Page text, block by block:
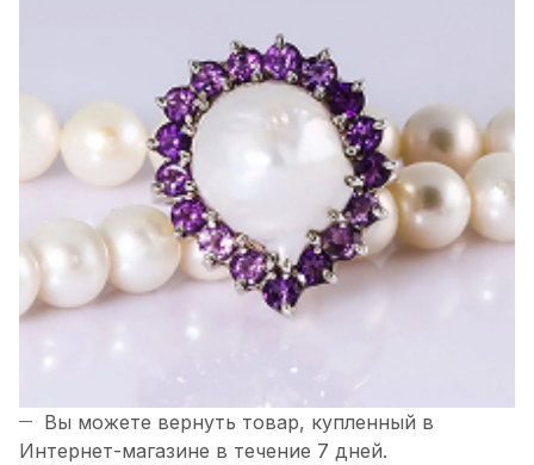
Вы можете вернуть товар, купленный в
Интернет-магазине в течение 7 дней.